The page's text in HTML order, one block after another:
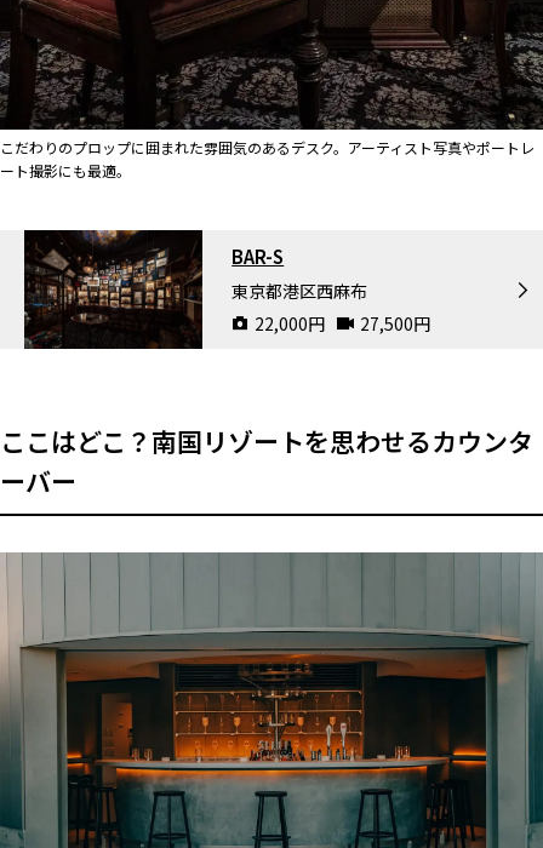
こだわりのプロップに囲まれた雰囲気のあるデスク。アーティスト写真やポートレ
ート撮影にも最適。
BAR-S
東京都港区西麻布
22,000円 27,500円
ここはどこ？南国リゾートを思わせるカウンタ
ーバー